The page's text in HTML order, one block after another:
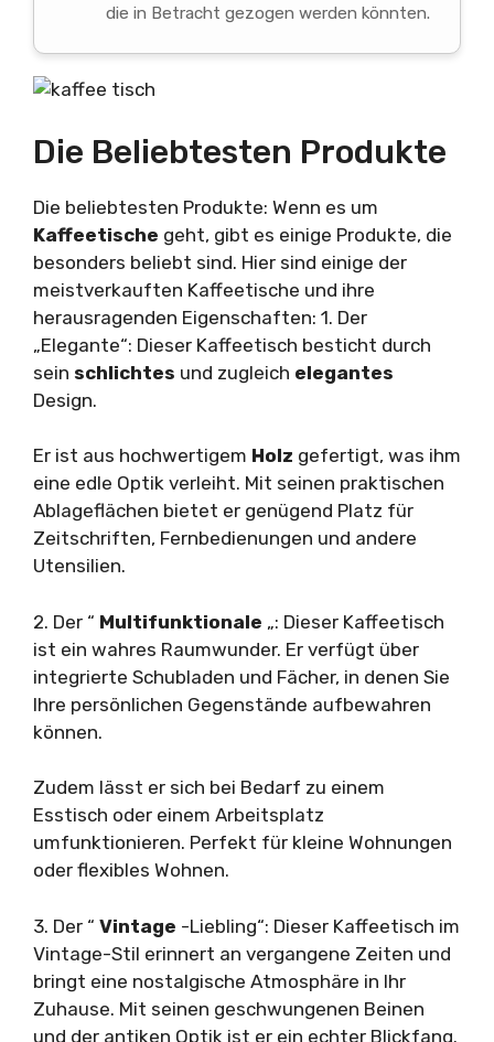
die in Betracht gezogen werden könnten.
Die Beliebtesten Produkte
Die beliebtesten Produkte: Wenn es um
Kaffeetische geht, gibt es einige Produkte, die
besonders beliebt sind. Hier sind einige der
meistverkauften Kaffeetische und ihre
herausragenden Eigenschaften: 1. Der
„Elegante“: Dieser Kaffeetisch besticht durch
sein schlichtes und zugleich elegantes
Design.
Er ist aus hochwertigem Holz gefertigt, was ihm
eine edle Optik verleiht. Mit seinen praktischen
Ablageflächen bietet er genügend Platz für
Zeitschriften, Fernbedienungen und andere
Utensilien.
2. Der “ Multifunktionale „: Dieser Kaffeetisch
ist ein wahres Raumwunder. Er verfügt über
integrierte Schubladen und Fächer, in denen Sie
Ihre persönlichen Gegenstände aufbewahren
können.
Zudem lässt er sich bei Bedarf zu einem
Esstisch oder einem Arbeitsplatz
umfunktionieren. Perfekt für kleine Wohnungen
oder flexibles Wohnen.
3. Der “ Vintage -Liebling“: Dieser Kaffeetisch im
Vintage-Stil erinnert an vergangene Zeiten und
bringt eine nostalgische Atmosphäre in Ihr
Zuhause. Mit seinen geschwungenen Beinen
und der antiken Optik ist er ein echter Blickfang.